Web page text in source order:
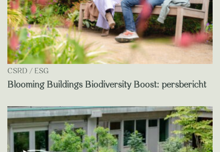
CSRD / ESG
Blooming Buildings Biodiversity Boost: persbericht